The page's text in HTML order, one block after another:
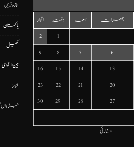
جمعرات جمعہ ہفتہ
اتوار
1
2
6
7
8
9
13
14
15
16
20
21
22
23
27
28
29
30
« جولائی
تازہ ترین
پاکستان
کھیل
بین الاقوامی
شوبز